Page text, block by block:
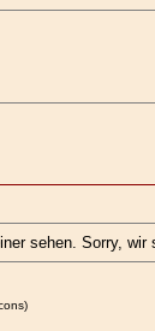
sehen. Sorry, wir